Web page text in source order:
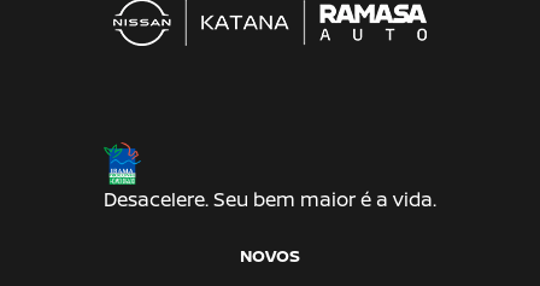
Desacelere. Seu bem maior é a vida.
NOVOS